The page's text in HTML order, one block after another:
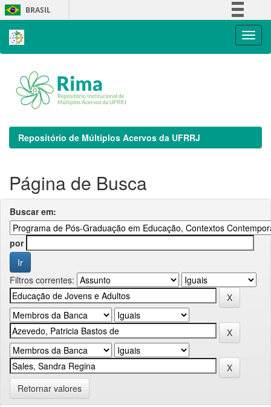
Skip
navigation
BRASIL
Repositório de Múltiplos Acervos da UFRRJ
Página de Busca
Buscar em:
por
Filtros correntes:
Retornar valores